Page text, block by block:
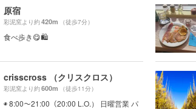
原宿
彩泥窯より約420m （徒歩7分）
食べ歩き😋🛍
crisscross （クリスクロス）
彩泥窯より約600m （徒歩11分）
◉ 8:00〜21:00（20:00 L.O.） 日曜営業 パ